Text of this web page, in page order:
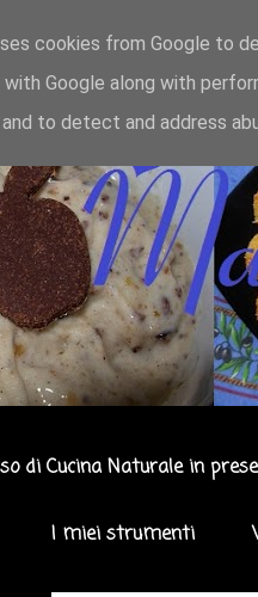
di Cucina Naturale in
I miei strumenti
cookies from Google to
with Google along with
to detect and address